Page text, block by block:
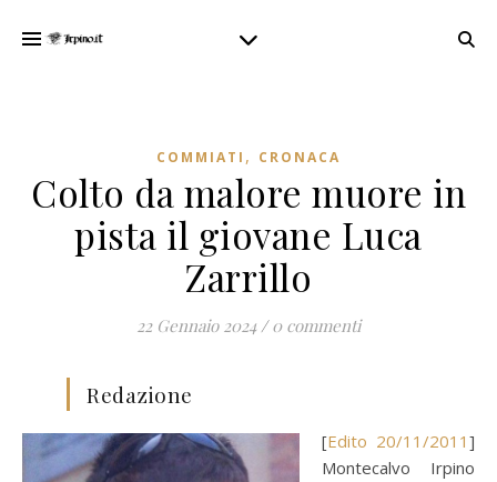
COMMIATI , CRONACA
Colto da malore muore in
pista il giovane Luca
Zarrillo
22 Gennaio 2024 / 0 commenti
Redazione
[ Edito 20/11/2011 ]
Montecalvo Irpino